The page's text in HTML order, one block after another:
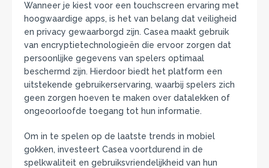
Wanneer je kiest voor een touchscreen ervaring met
hoogwaardige apps, is het van belang dat veiligheid
en privacy gewaarborgd zijn. Casea maakt gebruik
van encryptietechnologieën die ervoor zorgen dat
persoonlijke gegevens van spelers optimaal
beschermd zijn. Hierdoor biedt het platform een
uitstekende gebruikerservaring, waarbij spelers zich
geen zorgen hoeven te maken over datalekken of
ongeoorloofde toegang tot hun informatie.
Om in te spelen op de laatste trends in mobiel
gokken, investeert Casea voortdurend in de
spelkwaliteit en gebruiksvriendelijkheid van hun